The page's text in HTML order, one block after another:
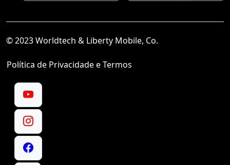
© 2023 Worldtech & Liberty Mobile, Co.
Política de Privacidade e Termos